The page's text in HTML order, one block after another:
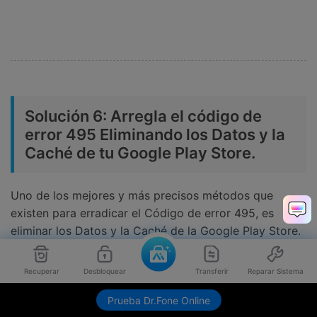
Recuperar Desbloquear Transferir Reparar Sistema
Prueba Dr.Fone Online
Envíame link de descarga
Solución 6: Arregla el código de
error 495 Eliminando los Datos y la
Caché de tu Google Play Store.
Uno de los mejores y más precisos métodos que
existen para erradicar el Código de error 495, es
eliminar los Datos y la Caché de la Google Play Store.
Para ello, sigue los pasos que te indicamos a
continuación. Después de seguir los pasos, se
garantiza que el Código de Error 495 quedará
solucionado y no experimentarás problemas similares